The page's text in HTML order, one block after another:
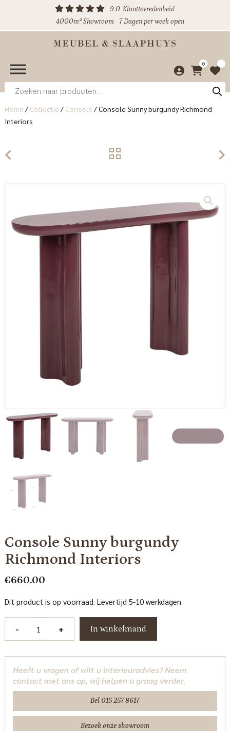
9.0 Klanttevredenheid
4000m² Showroom
7 Dagen per week open
0
Producten
zoeken
Home / Collectie / Console /Console Sunny burgundy Richmond
Interiors
Console Sunny burgundy
Richmond Interiors
€660.00
Dit product is op voorraad. Levertijd 5-10 werkdagen
-
Richmond
Interiors
aantal
+ In winkelmand
Heeft u vragen of wilt u interieuradvies? Neem
contact met ons op, wij helpen u graag verder.
Bel 015 257 8617
Bezoek onze showroom